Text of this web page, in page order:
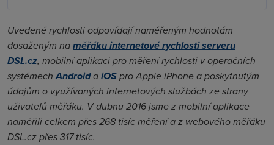
Uvedené rychlosti odpovídají naměřeným hodnotám
dosaženým naměřáku internetové rychlosti serveru
DSL.cz, mobilní aplikaci pro měření rychlosti v operačních
systémechAndroidaiOSpro Apple iPhone a poskytnutým
údajům o využívaných internetových službách ze strany
uživatelů měřáku. V dubnu 2016 jsme z mobilní aplikace
naměřili celkem přes 268 tisíc měření a z webového měřáku
DSL.cz přes 317 tisíc.